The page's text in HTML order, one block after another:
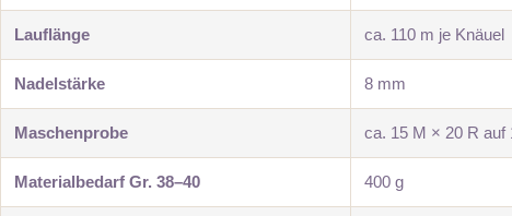
Lauflänge ca. 110 m je Knäuel
Nadelstärke 8 mm
Maschenprobe ca. 15 M × 20 R auf
Materialbedarf Gr. 38–40 400 g